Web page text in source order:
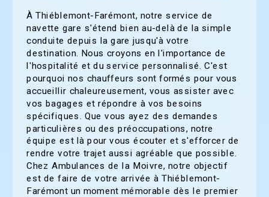
À Thiéblemont-Farémont, notre service de
navette gare s'étend bien au-delà de la simple
conduite depuis la gare jusqu'à votre
destination. Nous croyons en l'importance de
l'hospitalité et du service personnalisé. C'est
pourquoi nos chauffeurs sont formés pour vous
accueillir chaleureusement, vous assister avec
vos bagages et répondre à vos besoins
spécifiques. Que vous ayez des demandes
particulières ou des préoccupations, notre
équipe est là pour vous écouter et s'efforcer de
rendre votre trajet aussi agréable que possible.
Chez Ambulances de la Moivre, notre objectif
est de faire de votre arrivée à Thiéblemont-
Farémont un moment mémorable dès le premier